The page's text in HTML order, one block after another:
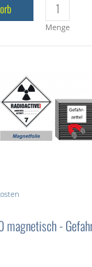
Menge
magnetisch -